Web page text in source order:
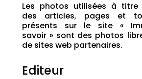
Les photos utilisées à titre
des articles, pages et
présents sur le site «
savoir » sont des photos
de sites web partenaires.
Editeur